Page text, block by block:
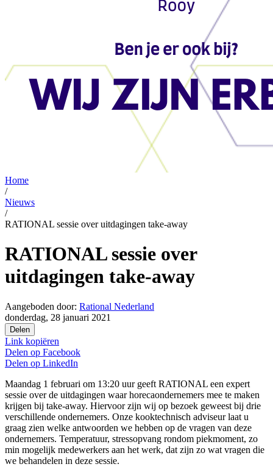
Home
/
Nieuws
/
RATIONAL sessie over uitdagingen take-away
RATIONAL sessie over
uitdagingen take-away
Aangeboden door: Rational Nederland
donderdag, 28 januari 2021
Delen
Link kopiëren
Delen op Facebook
Delen op LinkedIn
Maandag 1 februari om 13:20 uur geeft RATIONAL een expert
sessie over de uitdagingen waar horecaondernemers mee te maken
krijgen bij take-away. Hiervoor zijn wij op bezoek geweest bij drie
verschillende ondernemers. Onze kooktechnisch adviseur laat u
graag zien welke antwoorden we hebben op de vragen van deze
ondernemers. Temperatuur, stressopvang rondom piekmoment, zo
min mogelijk medewerkers aan het werk, dat zijn zo wat vragen die
we behandelen in deze sessie.